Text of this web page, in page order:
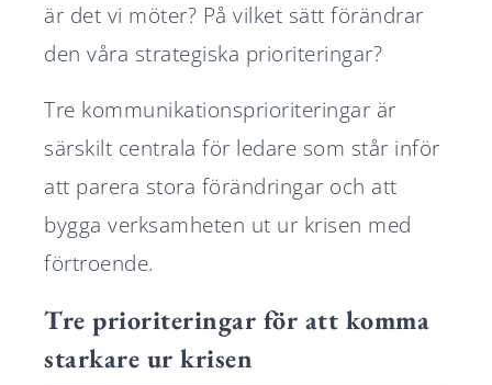
är det vi möter? På vilket sätt förändrar
den våra strategiska prioriteringar?
Tre kommunikationsprioriteringar är
särskilt centrala för ledare som står inför
att parera stora förändringar och att
bygga verksamheten ut ur krisen med
förtroende.
Tre prioriteringar för att komma
starkare ur krisen